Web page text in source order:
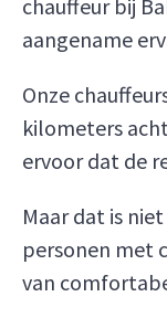
chauffeur bij
aangename
Onze
kilometers
ervoor dat de
Maar dat is
personen met
van